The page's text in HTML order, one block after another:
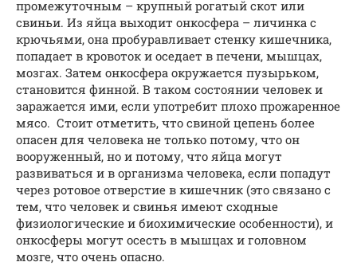
промежуточным – крупный рогатый скот или
свиньи. Из яйца выходит онкосфера – личинка с
крючьями, она пробуравливает стенку кишечника,
попадает в кровоток и оседает в печени, мышцах,
мозгах. Затем онкосфера окружается пузырьком,
становится финной. В таком состоянии человек и
заражается ими, если употребит плохо прожаренное
мясо. Стоит отметить, что свиной цепень более
опасен для человека не только потому, что он
вооруженный, но и потому, что яйца могут
развиваться и в организма человека, если попадут
через ротовое отверстие в кишечник (это связано с
тем, что человек и свинья имеют сходные
физиологические и биохимические особенности), и
онкосферы могут осесть в мышцах и головном
мозге, что очень опасно.